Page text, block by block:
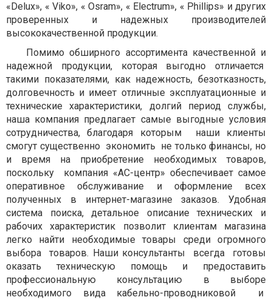
«Delux», « Viko», « Osram», « Electrum», « Phillips» и других
проверенных и надежных производителей
высококачественной продукции.
Помимо обширного ассортимента качественной и
надежной продукции, которая выгодно отличается
такими показателями, как надежность, безотказность,
долговечность и имеет отличные эксплуатационные и
технические характеристики, долгий период службы,
наша компания предлагает самые выгодные условия
сотрудничества, благодаря которым наши клиенты
смогут существенно экономить не только финансы, но
и время на приобретение необходимых товаров,
поскольку компания «АС-центр» обеспечивает самое
оперативное обслуживание и оформление всех
полученных в интернет-магазине заказов. Удобная
система поиска, детальное описание технических и
рабочих характеристик позволит клиентам магазина
легко найти необходимые товары среди огромного
выбора товаров. Наши консультанты всегда готовы
оказать техническую помощь и предоставить
профессиональную консультацию в выборе
необходимого вида кабельно-проводниковой и